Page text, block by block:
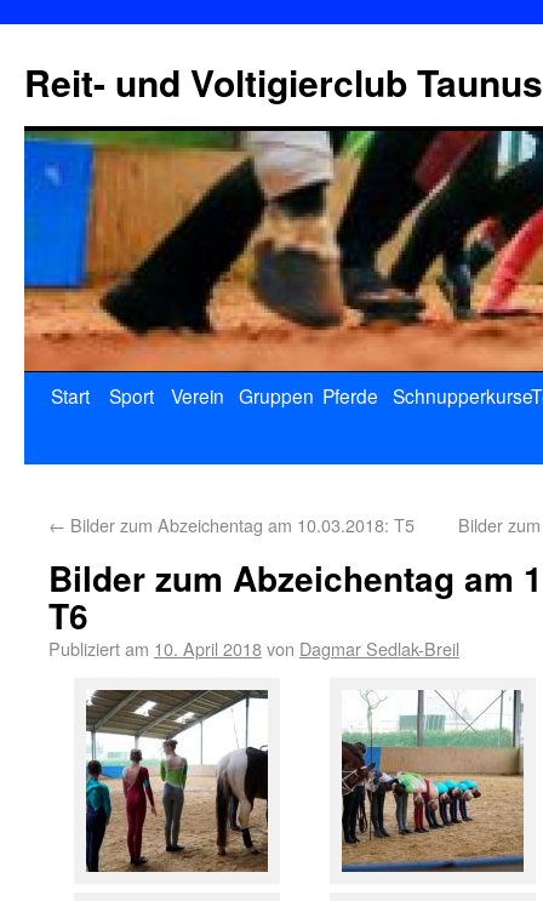
Reit- und Voltigierclub
Start Sport Verein Gruppen Pferde Schnupperkurse
← Bilder zum Abzeichentag am 10.03.2018: T5 Bilder
Bilder zum Abzeichentag am
T6
Publiziert am 10. April 2018von Dagmar Sedlak-Breil